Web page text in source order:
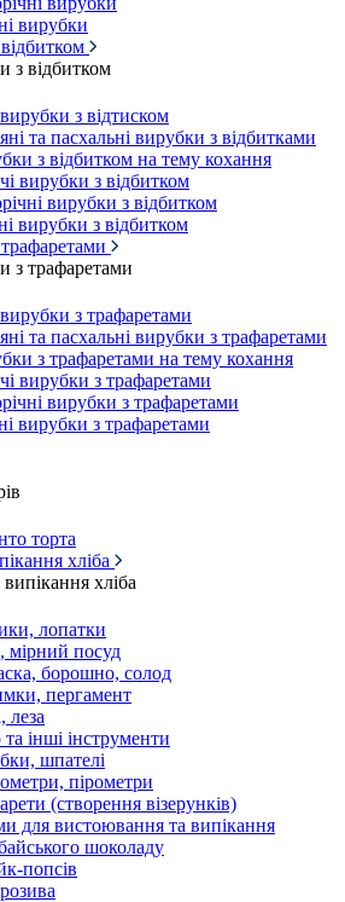
вирубки
з відбитком
з відтиском
та пасхальні вирубки з відбитками
з відбитком на тему кохання
вирубки з відбитком
вирубки з відбитком
вирубки з відбитком
з трафаретами
з трафаретами
та пасхальні вирубки з трафаретами
з трафаретами на тему кохання
вирубки з трафаретами
вирубки з трафаретами
вирубки з трафаретами
торта
хліба
хліба
лопатки
мірний посуд
борошно, солод
пергамент
леза
інші інструменти
шпателі
пірометри
(створення візерунків)
для вистоювання та випікання
шоколаду
попсів